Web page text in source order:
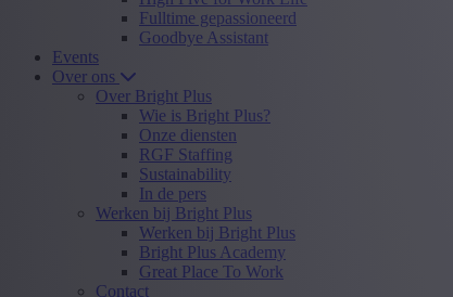
Fulltime gepassioneerd
Goodbye Assistant
Events
Over ons
Over Bright Plus
Wie is Bright Plus?
Onze diensten
RGF Staffing
Sustainability
In de pers
Werken bij Bright Plus
Werken bij Bright Plus
Bright Plus Academy
Great Place To Work
Contact